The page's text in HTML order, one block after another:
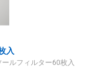
入
ルフィルター60枚入